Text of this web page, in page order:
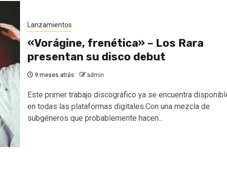
Lanzamientos
«Vorágine, frenética» – Los Rara
presentan su disco debut
9 meses atrás admin
Este primer trabajo discográfico ya se encuentra
en todas las plataformas digitales.Con una mezcla de
subgéneros que probablemente hacen...